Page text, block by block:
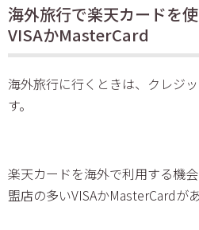
海外旅行で楽天カードを
VISAかMasterCard
海外旅行に行くときは、クレジ
す。
楽天カードを海外で利用する機
盟店の多いVISAかMasterCardが